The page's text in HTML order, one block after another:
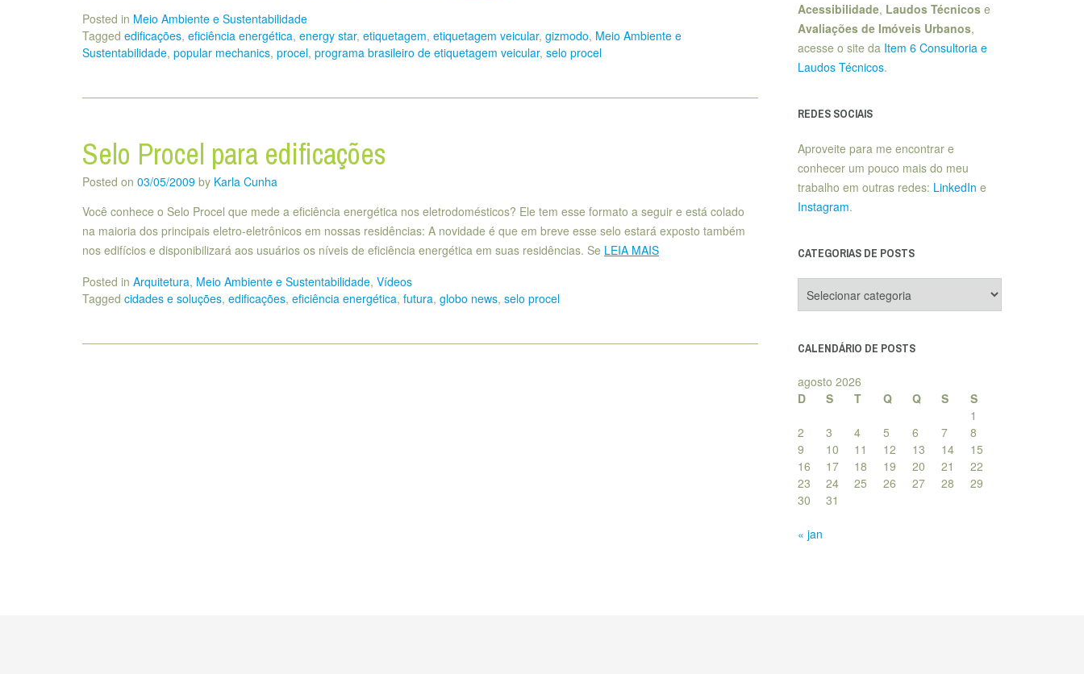
Posted in Meio Ambiente e Sustentabilidade
Tagged edificações, eficiência energética, energy star, etiquetagem, etiquetagem veicular, gizmodo, Meio Ambiente e
Sustentabilidade, popular mechanics, procel, programa brasileiro de etiquetagem veicular, selo procel
Selo Procel para edificações
Posted on 03/05/2009 by Karla Cunha
Você conhece o Selo Procel que mede a eficiência energética nos eletrodomésticos? Ele tem esse formato a seguir e está colado
na maioria dos principais eletro-eletrônicos em nossas residências: A novidade é que em breve esse selo estará exposto também
nos edifícios e disponibilizará aos usuários os níveis de eficiência energética em suas residências. Se LEIA MAIS
Posted in Arquitetura, Meio Ambiente e Sustentabilidade, Vídeos
Tagged cidades e soluções, edificações, eficiência energética, futura, globo news, selo procel
Acessibilidade, Laudos Técnicose
Avaliações de Imóveis Urbanos,
acesse o site da Item 6 Consultoria e
Laudos Técnicos.
REDES SOCIAIS
Aproveite para me encontrar e
conhecer um pouco mais do meu
trabalho em outras redes: LinkedIn e
Instagram.
CATEGORIAS DE POSTS
de
CALENDÁRIO DE POSTS
agosto 2026
D
S T Q Q S
S
1
2
3 4 5 6 7
8
9
10 11 12 13 14
15
16
17 18 19 20 21
22
23
24 25 26 27 28
29
30
31
« jan